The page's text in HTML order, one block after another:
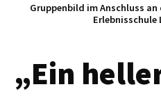
Gruppenbild im Anschluss an
Erlebnisschule
„Ein